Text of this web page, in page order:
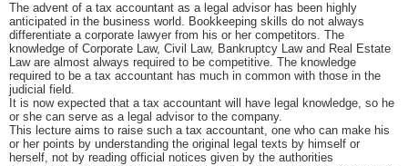
The advent of a tax accountant as a legal advisor has been highly
anticipated in the business world. Bookkeeping skills do not always
differentiate a corporate lawyer from his or her competitors. The
knowledge of Corporate Law, Civil Law, Bankruptcy Law and Real Estate
Law are almost always required to be competitive. The knowledge
required to be a tax accountant has much in common with those in the
judicial field.
It is now expected that a tax accountant will have legal knowledge, so he
or she can serve as a legal advisor to the company.
This lecture aims to raise such a tax accountant, one who can make his
or her points by understanding the original legal texts by himself or
herself, not by reading official notices given by the authorities